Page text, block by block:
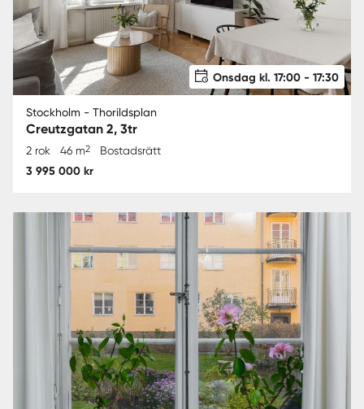
Onsdag kl. 17:00 - 17:30
Stockholm - Thorildsplan
Creutzgatan 2, 3tr
2 rok 46 m2 Bostadsrätt
3 995 000 kr